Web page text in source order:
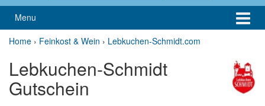
Menu
Home › Feinkost & Wein › Lebkuchen-Schmidt.com
Lebkuchen-Schmidt
Gutschein